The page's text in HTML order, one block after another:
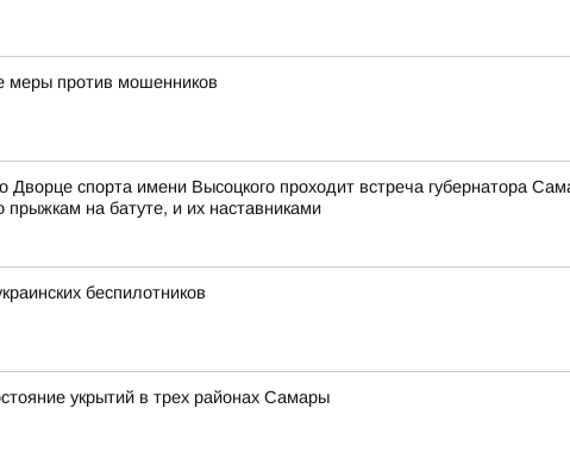
меры против мошенников
Дворце спорта имени Высоцкого проходит встреча губернатора
на батуте, и их наставниками
беспилотников
укрытий в трех районах Самары